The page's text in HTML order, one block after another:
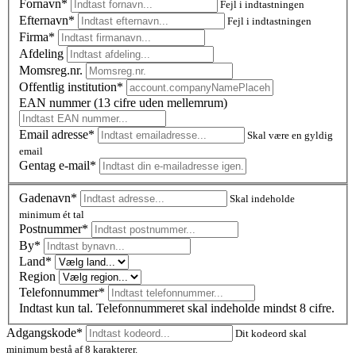
Fornavn* Fejl i indtastningen
Efternavn* Fejl i indtastningen
Firma*
Afdeling
Momsreg.nr.
Offentlig institution*
EAN nummer (13 cifre uden mellemrum)
Email adresse*
Skal være en gyldig
email
Gentag e-mail*
Gadenavn*
Skal indeholde
minimum ét tal
Postnummer*
By*
Land*
Region
Telefonnummer*
Indtast kun tal. Telefonnummeret skal indeholde mindst 8 cifre.
Adgangskode*
Dit kodeord skal
minimum bestå af 8 karakterer.